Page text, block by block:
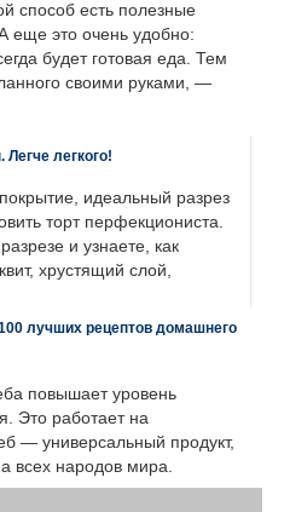
способ есть полезные
еще это очень удобно:
будет готовая еда. Тем
своими руками, —
легкого!
идеальный разрез
торт перфекциониста.
и узнаете, как
хрустящий слой,
лучших рецептов домашнего
повышает уровень
Это работает на
— универсальный продукт,
всех народов мира.